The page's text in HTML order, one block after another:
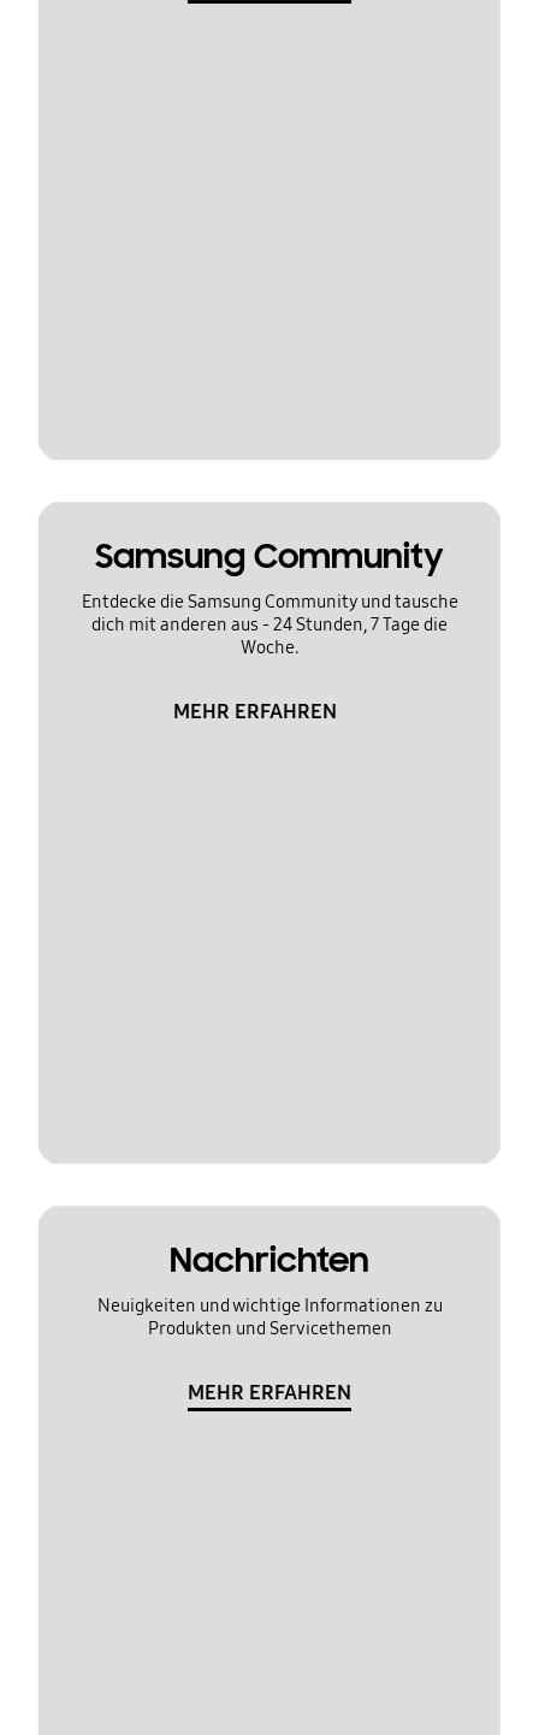
Samsung Community
Entdecke die Samsung Community und tausche
dich mit anderen aus - 24 Stunden, 7 Tage die
Woche.
MEHR ERFAHREN
Nachrichten
Neuigkeiten und wichtige Informationen zu
Produkten und Servicethemen
MEHR ERFAHREN